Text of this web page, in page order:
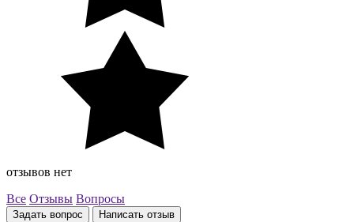
отзывов нет
Все Отзывы Вопросы
Задать вопрос Написать отзыв